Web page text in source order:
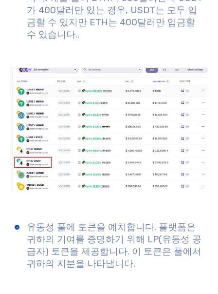
가 400달러만 있는 경우, USDT는 모두 입
금할 수 있지만 ETH는 400달러만 입금할
수 있습니다..
유동성 풀에 토큰을 예치합니다. 플랫폼은
귀하의 기여를 증명하기 위해 LP(유동성 공
급자) 토큰을 제공합니다. 이 토큰은 풀에서
귀하의 지분을 나타냅니다.